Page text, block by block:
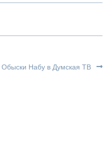
Обыски Набу в Думская ТВ